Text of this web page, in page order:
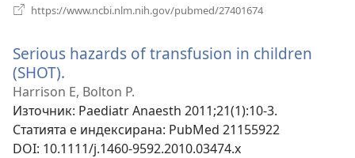
https://www.ncbi.nlm.nih.gov/pubmed/27401674
Serious hazards of transfusion in children
(SHOT).
нов
прозорец)
Harrison E, Bolton P.
Източник‎: Paediatr Anaesth 2011;21(1):10-3.
Статията е индексирана‎: PubMed 21155922
DOI‎: 10.1111/j.1460-9592.2010.03474.x